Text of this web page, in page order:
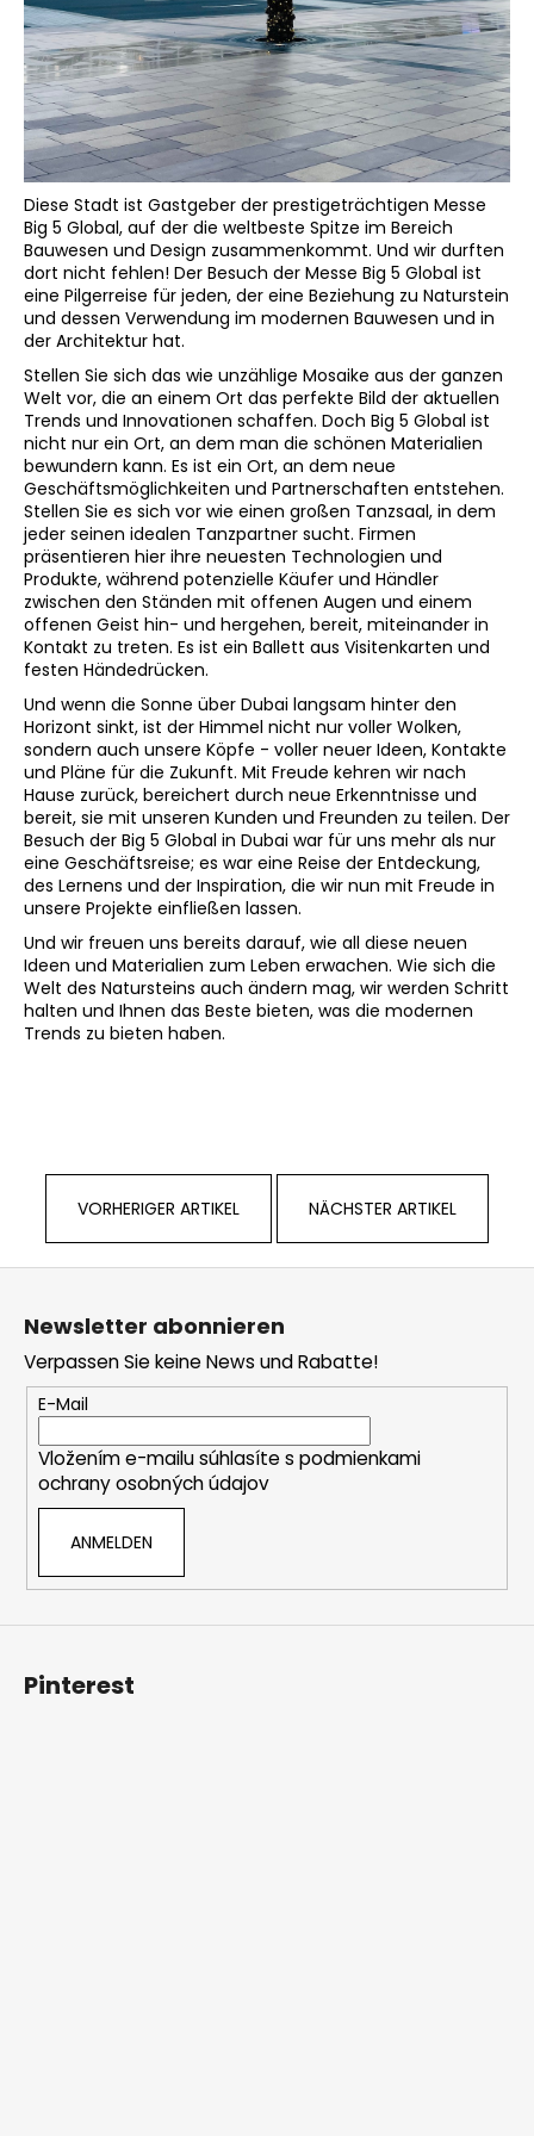
Diese Stadt ist Gastgeber der prestigeträchtigen Messe
Big 5 Global, auf der die weltbeste Spitze im Bereich
Bauwesen und Design zusammenkommt. Und wir durften
dort nicht fehlen! Der Besuch der Messe Big 5 Global ist
eine Pilgerreise für jeden, der eine Beziehung zu Naturstein
und dessen Verwendung im modernen Bauwesen und in
der Architektur hat.
Stellen Sie sich das wie unzählige Mosaike aus der ganzen
Welt vor, die an einem Ort das perfekte Bild der aktuellen
Trends und Innovationen schaffen. Doch Big 5 Global ist
nicht nur ein Ort, an dem man die schönen Materialien
bewundern kann. Es ist ein Ort, an dem neue
Geschäftsmöglichkeiten und Partnerschaften entstehen.
Stellen Sie es sich vor wie einen großen Tanzsaal, in dem
jeder seinen idealen Tanzpartner sucht. Firmen
präsentieren hier ihre neuesten Technologien und
Produkte, während potenzielle Käufer und Händler
zwischen den Ständen mit offenen Augen und einem
offenen Geist hin- und hergehen, bereit, miteinander in
Kontakt zu treten. Es ist ein Ballett aus Visitenkarten und
festen Händedrücken.
Und wenn die Sonne über Dubai langsam hinter den
Horizont sinkt, ist der Himmel nicht nur voller Wolken,
sondern auch unsere Köpfe - voller neuer Ideen, Kontakte
und Pläne für die Zukunft. Mit Freude kehren wir nach
Hause zurück, bereichert durch neue Erkenntnisse und
bereit, sie mit unseren Kunden und Freunden zu teilen. Der
Besuch der Big 5 Global in Dubai war für uns mehr als nur
eine Geschäftsreise; es war eine Reise der Entdeckung,
des Lernens und der Inspiration, die wir nun mit Freude in
unsere Projekte einfließen lassen.
Und wir freuen uns bereits darauf, wie all diese neuen
Ideen und Materialien zum Leben erwachen. Wie sich die
Welt des Natursteins auch ändern mag, wir werden Schritt
halten und Ihnen das Beste bieten, was die modernen
Trends zu bieten haben.
VORHERIGER ARTIKEL NÄCHSTER ARTIKEL
F
Newsletter abonnieren
Verpassen Sie keine News und Rabatte!
E-Mail
Vložením e-mailu súhlasíte s podmienkami
ochrany osobných údajov
ANMELDEN
Pinterest